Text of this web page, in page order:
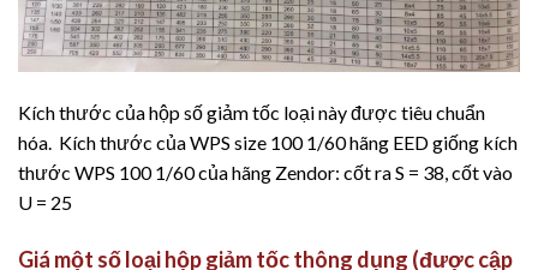
Kích thước của hộp số giảm tốc loại này được tiêu chuẩn
hóa. Kích thước của WPS size 100 1/60 hãng EED giống kích
thước WPS 100 1/60 của hãng Zendor: cốt ra S = 38, cốt vào
U = 25
Giá một số loại hộp giảm tốc thông dụng (được cập